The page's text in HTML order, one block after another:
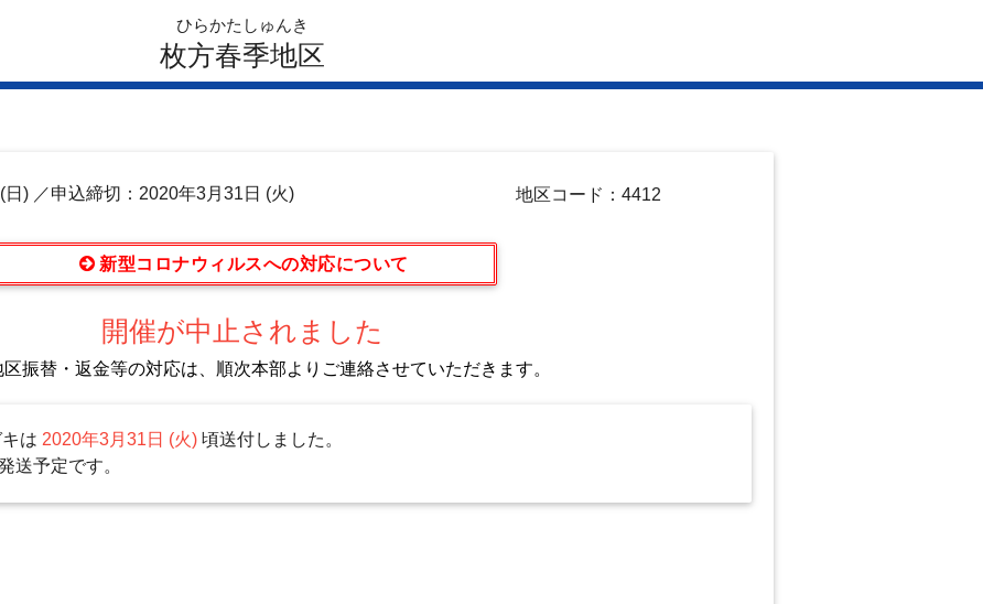
ひらかたしゅんき
枚方春季地区
(日) ／申込締切：2020年3月31日 (火) 地区コード：4412
新型コロナウィルスへの対応について
開催が中止されました
振替・返金等の対応は、順次本部よりご連絡させていただきます。
キは2020年3月31日 (火)頃送付しました。
送予定です。